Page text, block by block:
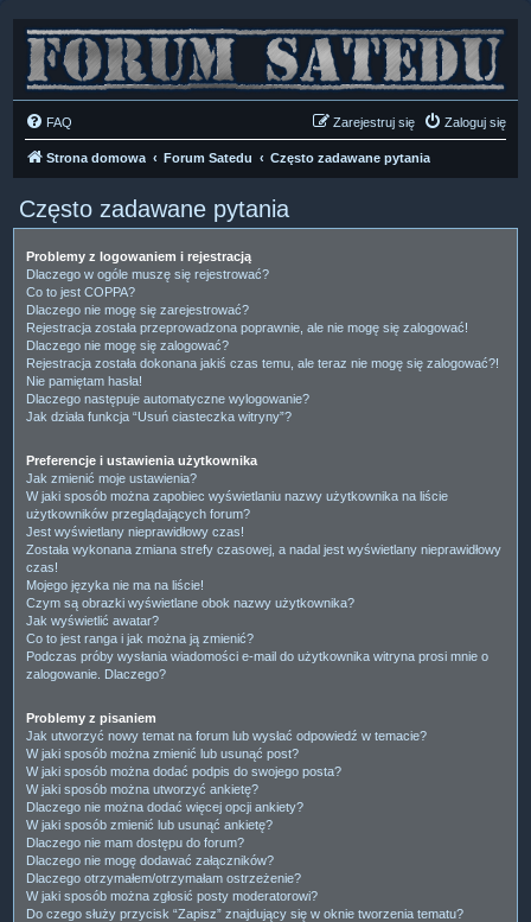
FAQ Zaloguj się
Zarejestruj się
Strona domowa Forum Satedu Często zadawane pytania
Często zadawane pytania
Problemy z logowaniem i rejestracją
Dlaczego w ogóle muszę się rejestrować?
Co to jest COPPA?
Dlaczego nie mogę się zarejestrować?
Rejestracja została przeprowadzona poprawnie, ale nie mogę się zalogować!
Dlaczego nie mogę się zalogować?
Rejestracja została dokonana jakiś czas temu, ale teraz nie mogę się zalogować?!
Nie pamiętam hasła!
Dlaczego następuje automatyczne wylogowanie?
Jak działa funkcja “Usuń ciasteczka witryny”?
Preferencje i ustawienia użytkownika
Jak zmienić moje ustawienia?
W jaki sposób można zapobiec wyświetlaniu nazwy użytkownika na liście
użytkowników przeglądających forum?
Jest wyświetlany nieprawidłowy czas!
Została wykonana zmiana strefy czasowej, a nadal jest wyświetlany nieprawidłowy
czas!
Mojego języka nie ma na liście!
Czym są obrazki wyświetlane obok nazwy użytkownika?
Jak wyświetlić awatar?
Co to jest ranga i jak można ją zmienić?
Podczas próby wysłania wiadomości e-mail do użytkownika witryna prosi mnie o
zalogowanie. Dlaczego?
Problemy z pisaniem
Jak utworzyć nowy temat na forum lub wysłać odpowiedź w temacie?
W jaki sposób można zmienić lub usunąć post?
W jaki sposób można dodać podpis do swojego posta?
W jaki sposób można utworzyć ankietę?
Dlaczego nie można dodać więcej opcji ankiety?
W jaki sposób zmienić lub usunąć ankietę?
Dlaczego nie mam dostępu do forum?
Dlaczego nie mogę dodawać załączników?
Dlaczego otrzymałem/otrzymałam ostrzeżenie?
W jaki sposób można zgłosić posty moderatorowi?
Do czego służy przycisk “Zapisz” znajdujący się w oknie tworzenia tematu?